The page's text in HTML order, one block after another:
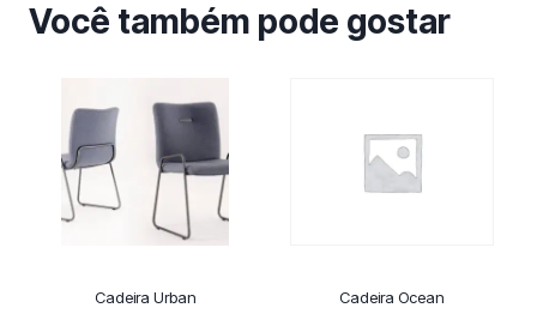
Você também pode gostar
Cadeira Urban Cadeira Ocean